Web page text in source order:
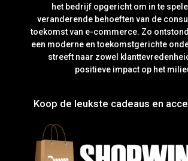
het bedrijf opgericht om in te
veranderende behoeften van de
toekomst van e-commerce. Zo
een moderne en toekomstgerichte
streeft naar zowel
positieve impact op het
Koop de leukste cadeaus en